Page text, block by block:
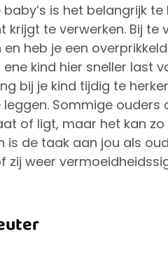
is het belangrijk
te verwerken. Bij te
heb je een
kind hier sneller last
bij je kind tijdig te
Sommige ouders
of ligt, maar het kan
is de taak aan jou als
zij weer